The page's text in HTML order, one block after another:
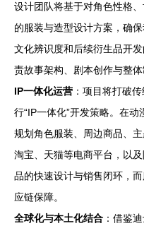
设计团队将基于对角色性格
的服装与造型设计方案，确
文化辨识度和后续衍生品开
责故事架构、剧本创作与整
IP一体化运营 ：项目将打破
行“IP一体化”开发策略。在
规划角色服装、周边商品、
淘宝、天猫等电商平台，以
品的快速设计与销售闭环，
应链保障。
全球化与本土化结合 ：借鉴